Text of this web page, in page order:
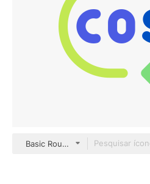
Basic Rounded Flat